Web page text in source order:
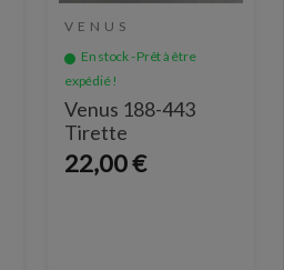
VENUS
En stock - Prêt à être
expédié !
Venus 188-443
Tirette
22,00 €